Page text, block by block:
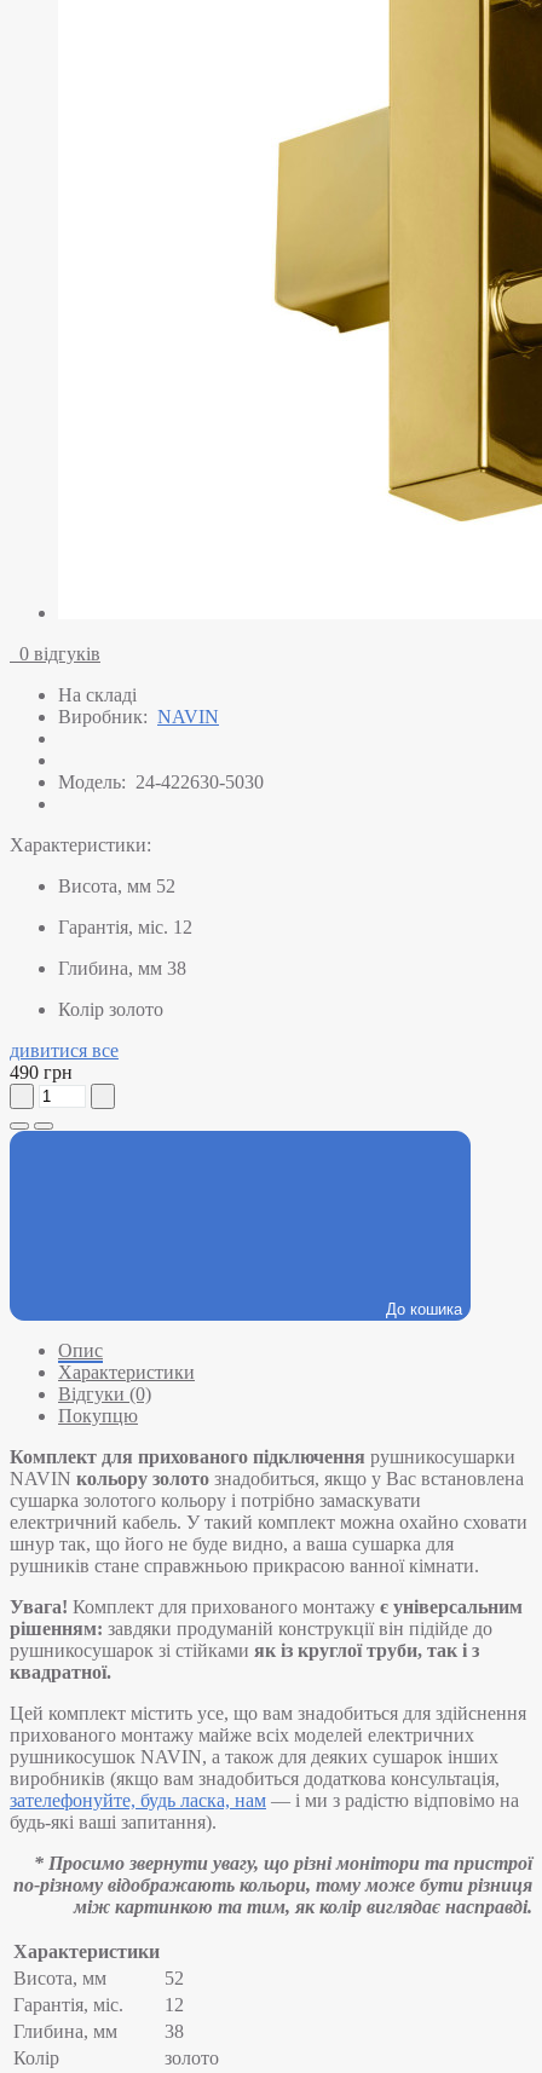
0 відгуків
На складі
Виробник: NAVIN
Модель: 24-422630-5030
Характеристики:
Висота, мм 52
Гарантія, міс. 12
Глибина, мм 38
Колір золото
дивитися все
490 грн
До кошика
Опис
Характеристики
Відгуки (0)
Покупцю
Комплект для прихованого підключення рушникосушарки
NAVIN кольору золото знадобиться, якщо у Вас встановлена
сушарка золотого кольору і потрібно замаскувати
електричний кабель. У такий комплект можна охайно сховати
шнур так, що його не буде видно, а ваша сушарка для
рушників стане справжньою прикрасою ванної кімнати.
Увага! Комплект для прихованого монтажу є універсальним
рішенням: завдяки продуманій конструкції він підійде до
рушникосушарок зі стійками як із круглої труби, так і з
квадратної.
Цей комплект містить усе, що вам знадобиться для здійснення
прихованого монтажу майже всіх моделей електричних
рушникосушок NAVIN, а також для деяких сушарок інших
виробників (якщо вам знадобиться додаткова консультація,
зателефонуйте, будь ласка, нам — і ми з радістю відповімо на
будь-які ваші запитання).
* Просимо звернути увагу, що різні монітори та пристрої
по-різному відображають кольори, тому може бути різниця
між картинкою та тим, як колір виглядає насправді.
Характеристики
Висота, мм
52
Гарантія, міс.
12
Глибина, мм
38
Колір
золото